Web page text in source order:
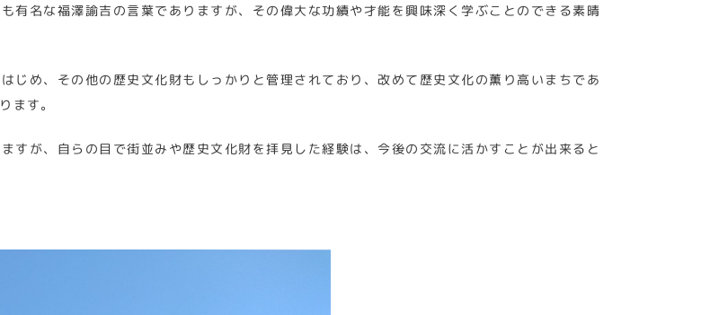
有名な福澤諭吉の言葉でありますが、その偉大な功績や才能を興味深く学ぶことのできる素晴
じめ、その他の歴史文化財もしっかりと管理されており、改めて歴史文化の薫り高いまちであ
ます。
すが、自らの目で街並みや歴史文化財を拝見した経験は、今後の交流に活かすことが出来ると